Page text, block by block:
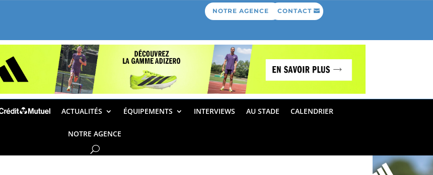
NOTRE AGENCE CONTACT
ACTUALITÉS ÉQUIPEMENTS INTERVIEWS AU STADE CALENDRIER
NOTRE AGENCE